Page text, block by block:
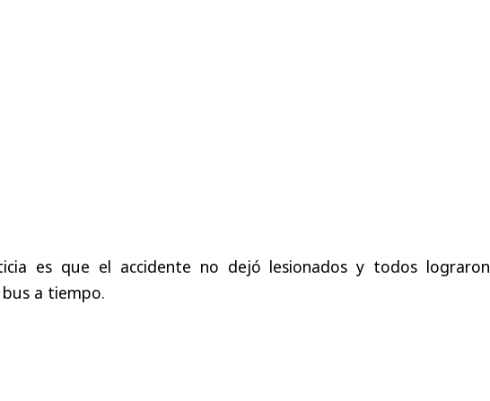
es que el accidente no dejó lesionados y todos lograron
a tiempo.